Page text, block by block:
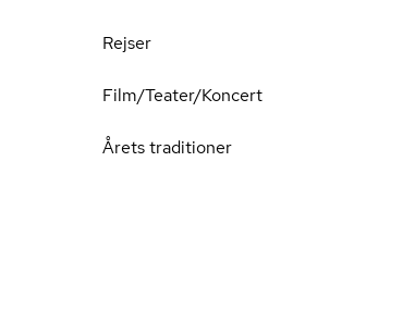
Rejser
Film/Teater/Koncert
Årets traditioner